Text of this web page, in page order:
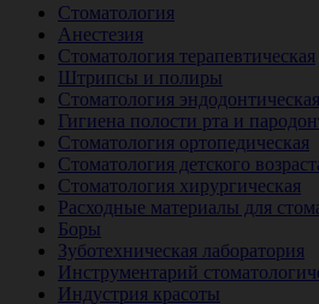
Стоматология
Анестезия
Стоматология терапевтическая
Штрипсы и полиры
Стоматология эндодонтическая
Гигиена полости рта и
Стоматология ортопедическая
Стоматология детского
Стоматология хирургическая
Расходные материалы для
Боры
Зуботехническая лаборатория
Инструментарий
Индустрия красоты